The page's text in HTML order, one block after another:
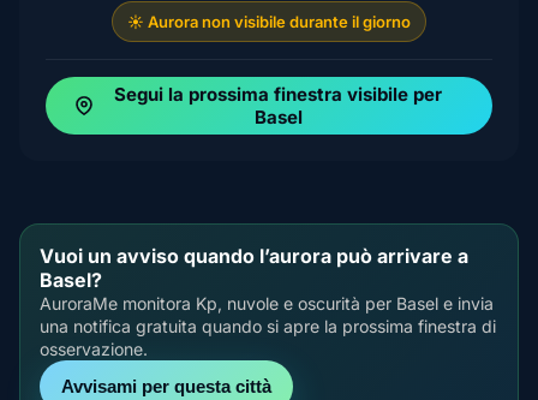
☀️ Aurora non visibile durante il giorno
Segui la prossima finestra visibile per
Basel
Vuoi un avviso quando l’aurora può arrivare a
Basel?
AuroraMe monitora Kp, nuvole e oscurità per Basel e invia
una notifica gratuita quando si apre la prossima finestra di
osservazione.
Avvisami per questa città